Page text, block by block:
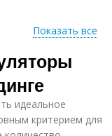
Показать все
идеальное
критерием для